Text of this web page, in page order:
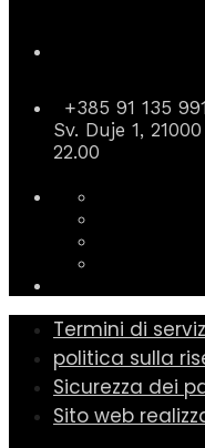
+385 91 135
Sv. Duje 1,
22.00
Termini di
politica sulla
Sicurezza dei
Sito web